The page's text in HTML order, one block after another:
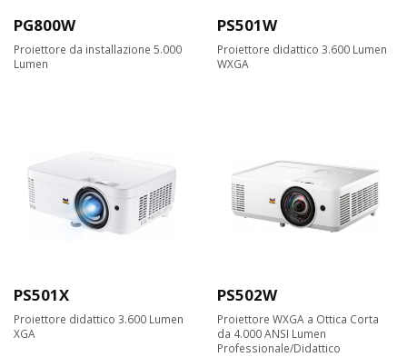
PG800W
Proiettore da installazione 5.000
Lumen
PS501W
Proiettore didattico 3.600 Lumen
WXGA
PS501X
Proiettore didattico 3.600 Lumen
XGA
PS502W
Proiettore WXGA a Ottica Corta
da 4.000 ANSI Lumen
Professionale/Didattico